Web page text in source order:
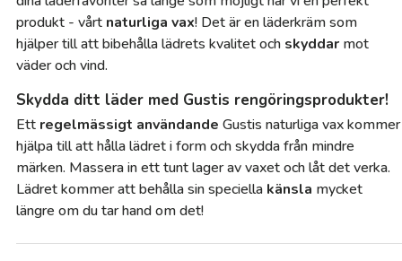
produkt - vårt naturliga vax! Det är en läderkräm som
hjälper till att bibehålla lädrets kvalitet och skyddar mot
väder och vind.
Skydda ditt läder med Gustis rengöringsprodukter!
Ett regelmässigt användande Gustis naturliga vax kommer
hjälpa till att hålla lädret i form och skydda från mindre
märken. Massera in ett tunt lager av vaxet och låt det verka.
Lädret kommer att behålla sin speciella känsla mycket
längre om du tar hand om det!